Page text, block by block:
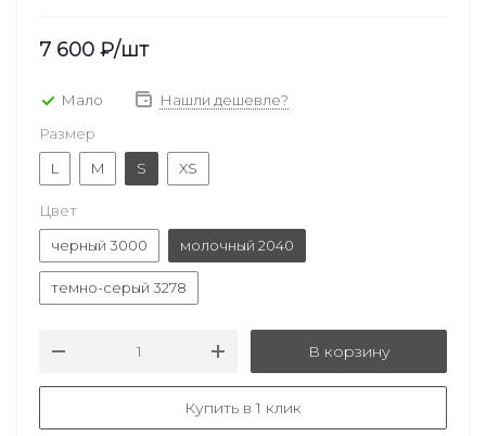
7 600 ₽/шт
Мало
Нашли дешевле?
Размер
L
M S XS
Цвет
черный 3000
молочный 2040
темно-серый 3278
В корзину
Купить в 1 клик